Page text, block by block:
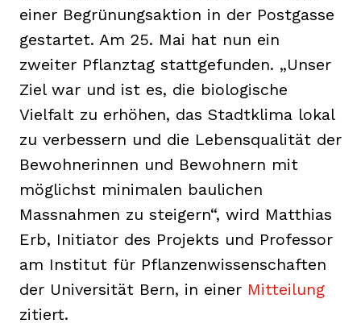
einer Begrünungsaktion in der Postgasse
gestartet. Am 25. Mai hat nun ein
zweiter Pflanztag stattgefunden. „Unser
Ziel war und ist es, die biologische
Vielfalt zu erhöhen, das Stadtklima lokal
zu verbessern und die Lebensqualität der
Bewohnerinnen und Bewohnern mit
möglichst minimalen baulichen
Massnahmen zu steigern“, wird Matthias
Erb, Initiator des Projekts und Professor
am Institut für Pflanzenwissenschaften
der Universität Bern, in einer Mitteilung
zitiert.